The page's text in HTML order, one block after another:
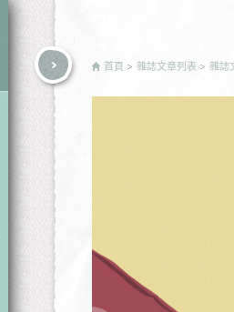
首頁 雜誌文章列表 雜誌